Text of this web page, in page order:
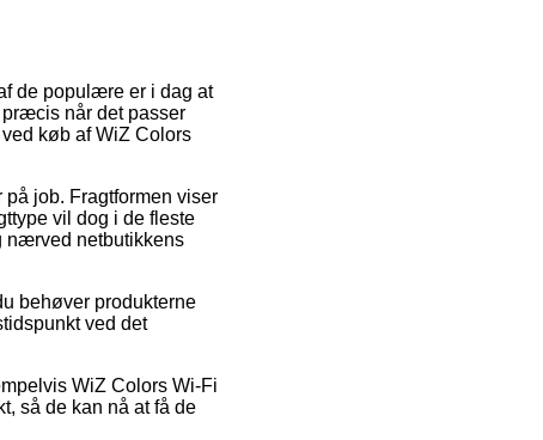
de populære er i dag at
præcis når det passer
køb af WiZ Colors
job. Fragtformen viser
vil dog i de fleste
nærved netbutikkens
behøver produkterne
ved det
WiZ Colors Wi-Fi
så de kan nå at få de